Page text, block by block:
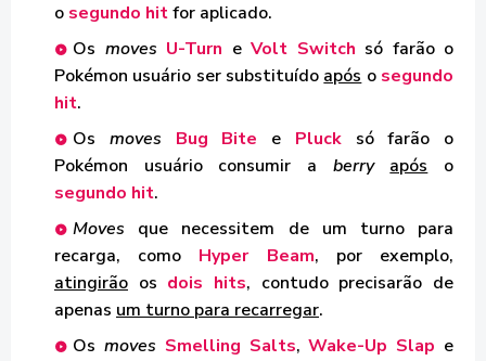
o segundo hitfor aplicado.
Os moves U-Turn e Volt Switch só farão o
Pokémon usuário ser substituído após o segundo
hit.
Os moves Bug Bite e Plucksó farão o
Pokémon usuário consumir a berry após o
segundo hit.
Moves que necessitem de um turno para
recarga, como Hyper Beam, por exemplo,
atingirão os dois hits, contudo precisarão de
apenas um turno para recarregar.
Os moves Smelling Salts,Wake-Up Slap e